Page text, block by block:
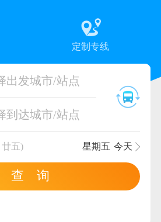
定制专线
出发城市/站点
到达城市/站点
五) 星期五 今天
查 询